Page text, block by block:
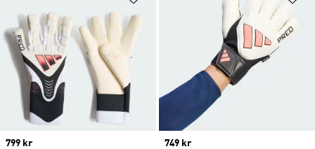
Price
799 kr
Price
749 kr